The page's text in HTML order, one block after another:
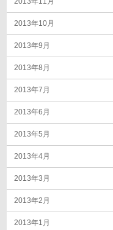
2013年10月
2013年9月
2013年8月
2013年7月
2013年6月
2013年5月
2013年4月
2013年3月
2013年2月
2013年1月